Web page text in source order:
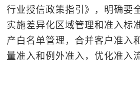
行业授信政策指引》，明确要
实施差异化区域管理和准入标
产白名单管理，合并客户准入
量准入和例外准入，优化准入